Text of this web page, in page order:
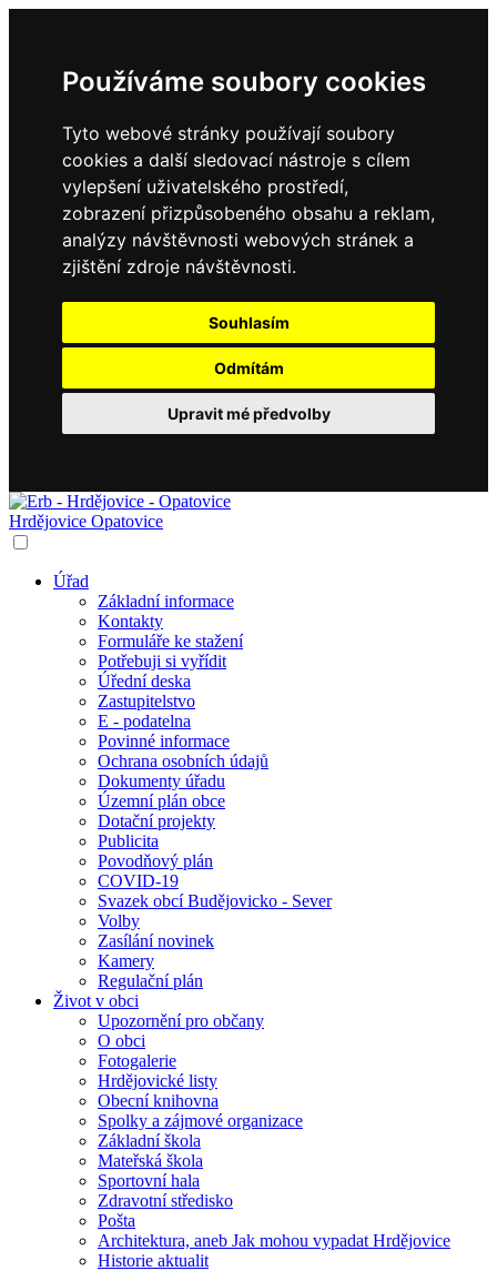
Používáme soubory cookies
Tyto webové stránky používají soubory
cookies a další sledovací nástroje s cílem
vylepšení uživatelského prostředí,
zobrazení přizpůsobeného obsahu a reklam,
analýzy návštěvnosti webových stránek a
zjištění zdroje návštěvnosti.
Souhlasím
Odmítám
Upravit mé předvolby
Hrdějovice Opatovice
Úřad
Základní informace
Kontakty
Formuláře ke stažení
Potřebuji si vyřídit
Úřední deska
Zastupitelstvo
E - podatelna
Povinné informace
Ochrana osobních údajů
Dokumenty úřadu
Územní plán obce
Dotační projekty
Publicita
Povodňový plán
COVID-19
Svazek obcí Budějovicko - Sever
Volby
Zasílání novinek
Kamery
Regulační plán
Život v obci
Upozornění pro občany
O obci
Fotogalerie
Hrdějovické listy
Obecní knihovna
Spolky a zájmové organizace
Základní škola
Mateřská škola
Sportovní hala
Zdravotní středisko
Pošta
Architektura, aneb Jak mohou vypadat Hrdějovice
Historie aktualit